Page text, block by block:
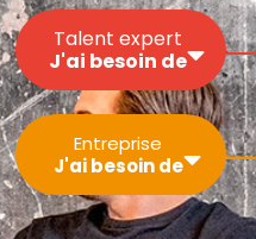
Talent expert
J'ai besoin de
Développer ma
visibilité
Sécuriser mon
activité
Entreprise
J'ai besoin de